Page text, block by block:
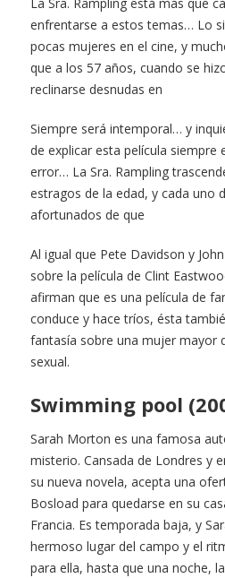
La Sra. Rampling está más que
enfrentarse a estos temas… Lo
pocas mujeres en el cine, y
que a los 57 años, cuando se
reclinarse desnudas en
Siempre será intemporal… y
de explicar esta película siempre
error… La Sra. Rampling
estragos de la edad, y cada uno
afortunados de que
Al igual que Pete Davidson y
sobre la película de Clint
afirman que es una película de
conduce y hace tríos, ésta
fantasía sobre una mujer mayor
sexual.
Swimming pool
Sarah Morton es una famosa
misterio. Cansada de Londres y
su nueva novela, acepta una
Bosload para quedarse en su
Francia. Es temporada baja, y
hermoso lugar del campo y el
para ella, hasta que una noche,